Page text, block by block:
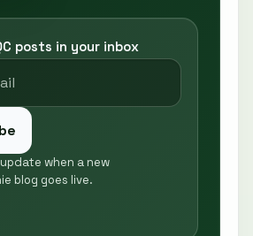
posts in your inbox
when a new
blog goes live.